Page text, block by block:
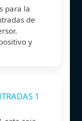
para la
de
y
1